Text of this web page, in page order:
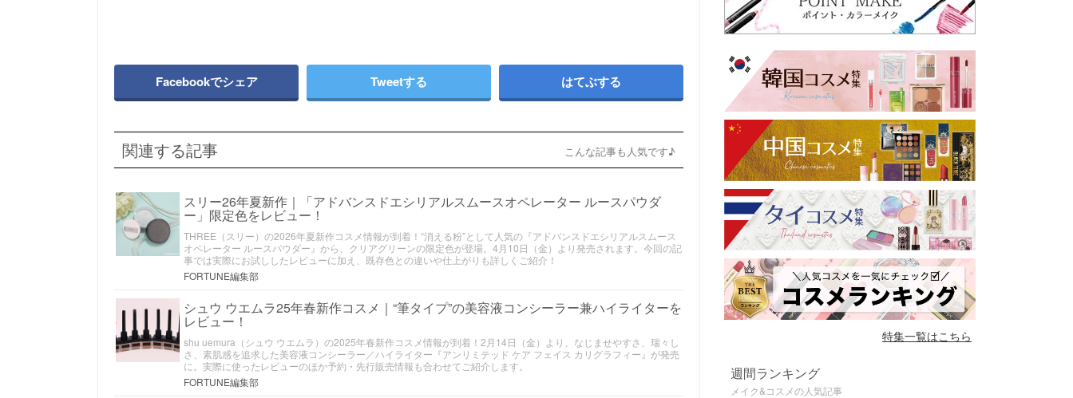
Facebookでシェア Tweetする はてぶする
関連する記事 こんな記事も人気です♪
スリー26年夏新作｜「アドバンスドエシリアルスムースオペレーター ルースパウダ
ー」限定色をレビュー！
THREE（スリー）の2026年夏新作コスメ情報が到着！“消える粉”として人気の『アドバンスドエシリアルスムース
オペレーター ルースパウダー』から、クリアグリーンの限定色が登場。4月10日（金）より発売されます。今回の記
事では実際にお試ししたレビューに加え、既存色との違いや仕上がりも詳しくご紹介！
FORTUNE編集部
シュウ ウエムラ25年春新作コスメ｜“筆タイプ”の美容液コンシーラー兼ハイライターを
レビュー！
shu uemura（シュウ ウエムラ）の2025年春新作コスメ情報が到着！2月14日（金）より、なじませやすさ、瑞々し
さ、素肌感を追求した美容液コンシーラー／ハイライター『アンリミテッド ケア フェイス カリグラフィー』が発売
に。実際に使ったレビューのほか予約・先行販売情報も合わせてご紹介します。
FORTUNE編集部
特集一覧はこちら
週間ランキング
メイク&コスメの人気記事